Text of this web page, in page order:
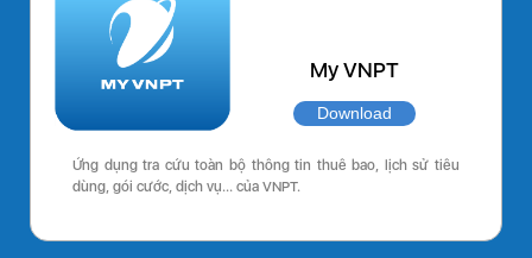
My VNPT
Download
Ứng dụng tra cứu toàn bộ thông tin thuê bao, lịch sử tiêu
dùng, gói cước, dịch vụ… của VNPT.